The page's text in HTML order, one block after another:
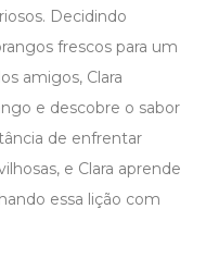
Decidindo
frescos para um
amigos, Clara
e descobre o sabor
de enfrentar
e Clara aprende
essa lição com